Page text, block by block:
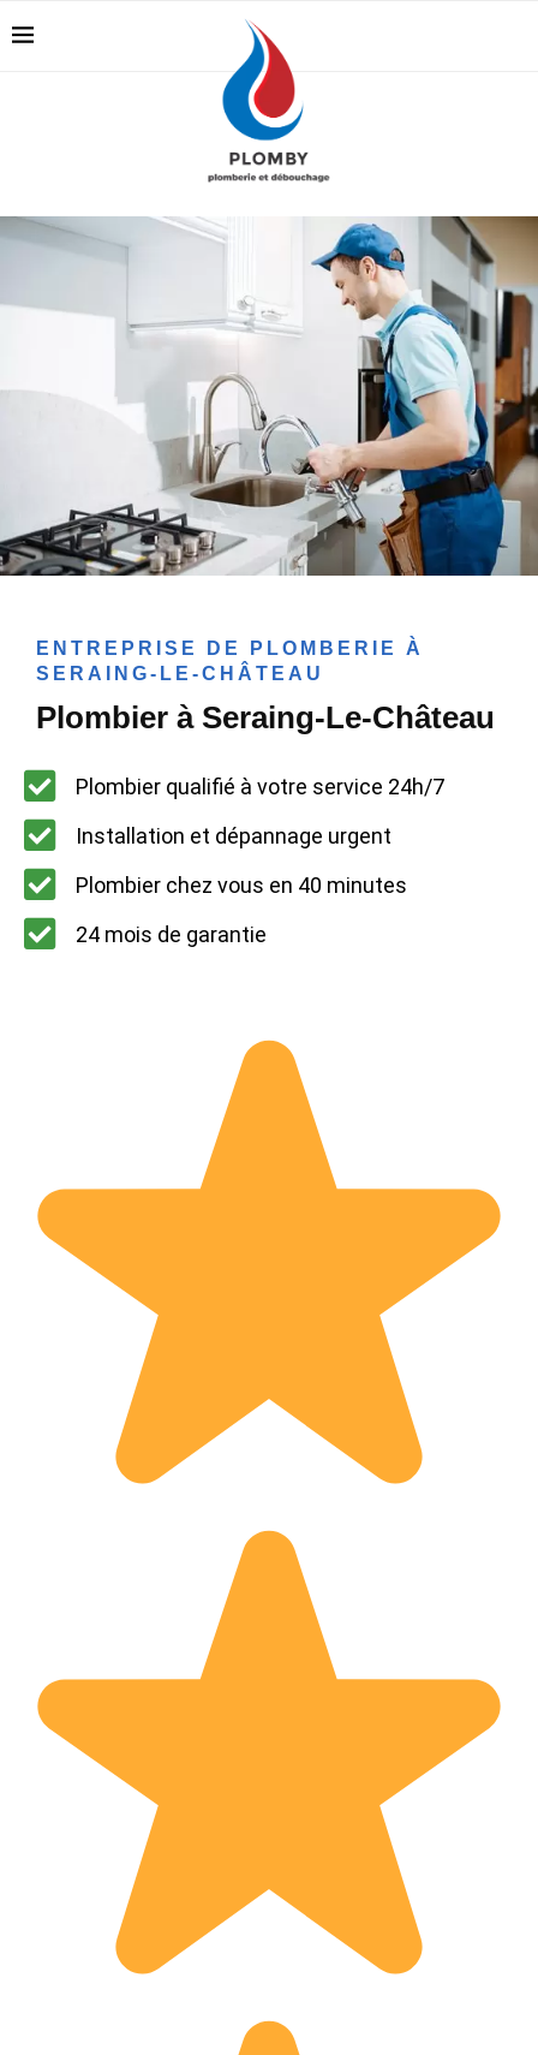
ENTREPRISE DE PLOMBERIE À
SERAING-LE-CHÂTEAU
Plombier à Seraing-Le-Château
Plombier qualifié à votre service 24h/7
Installation et dépannage urgent
Plombier chez vous en 40 minutes
24 mois de garantie